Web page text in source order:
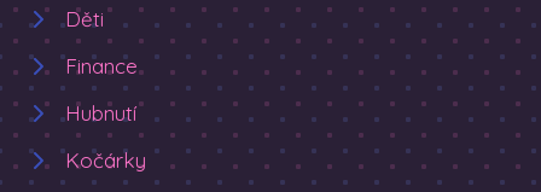
Děti
Finance
Hubnutí
Kočárky